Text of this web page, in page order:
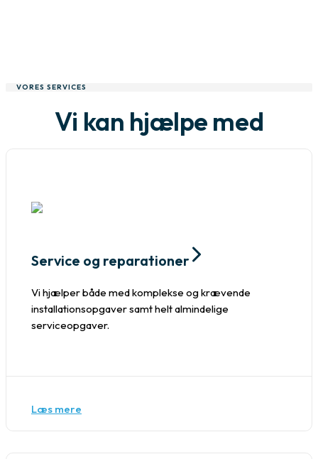
VORES SERVICES
Vi kan hjælpe med
Service og reparationer
Vi hjælper både med komplekse og krævende
installationsopgaver samt helt almindelige
serviceopgaver.
Læs mere